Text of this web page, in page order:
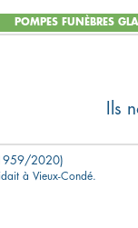
POMPES FUNÈBRES
Ils
2020)
à Vieux-Condé.